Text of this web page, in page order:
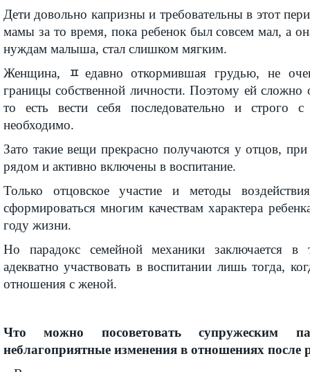
Дети довольно капризны и требовательны в этот
мамы за то время, пока ребенок был совсем мал, а
нуждам малыша, стал слишком мягким.
Женщина, ﾽедавно откормившая грудью, не
границы собственной личности. Поэтому ей сложно
то есть вести себя последовательно и строго
необходимо.
Зато такие вещи прекрасно получаются у отцов,
рядом и активно включены в воспитание.
Только отцовское участие и методы
сформироваться многим качествам характера
году жизни.
Но парадокс семейной механики заключается
адекватно участвовать в воспитании лишь тогда,
отношения с женой.
Что можно посоветовать супружеским
неблагоприятные изменения в отношениях после